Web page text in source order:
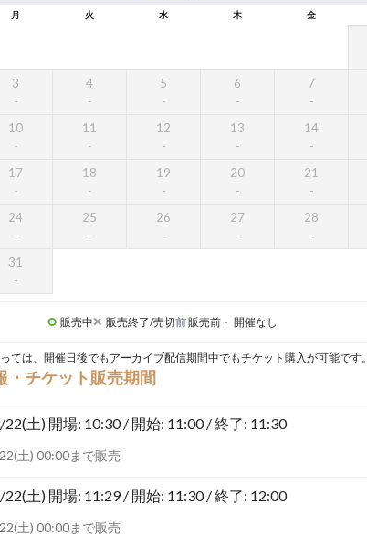
月 火 水 木 金
3 4 5 6 7
10 11 12 13 14
17 18 19 20 21
24 25 26 27 28
31
販売中 販売終了/売切前販売前 - 開催なし
ては、開催日後でもアーカイブ配信期間中でもチケット購入が可能です
・チケット販売期間
22(土) 開場: 10:30 / 開始: 11:00 / 終了: 11:30
土) 00:00まで販売
22(土) 開場: 11:29 / 開始: 11:30 / 終了: 12:00
土) 00:00まで販売